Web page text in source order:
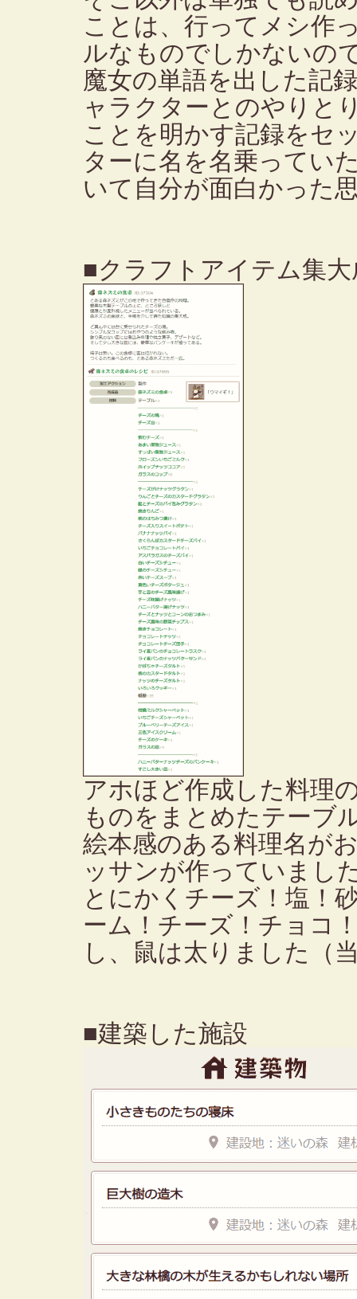
ことは、行ってメシ作
ルなものでしかないの
魔女の単語を出した記
ャラクターとのやりと
ことを明かす記録をセ
ターに名を名乗ってい
いて自分が面白かった
■クラフトアイテム集
アホほど作成した料理
ものをまとめたテーブ
絵本感のある料理名が
ッサンが作っていまし
とにかくチーズ！塩！
ーム！チーズ！チョコ
し、鼠は太りました（
■建築した施設